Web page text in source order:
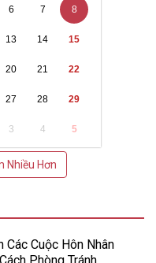
6 7 8
13 14 15
20 21 22
27 28 29
3 4 5
Nhiều Hơn
Các Cuộc Hôn Nhân